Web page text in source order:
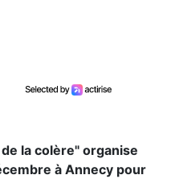
la colère" organise
à Annecy pour